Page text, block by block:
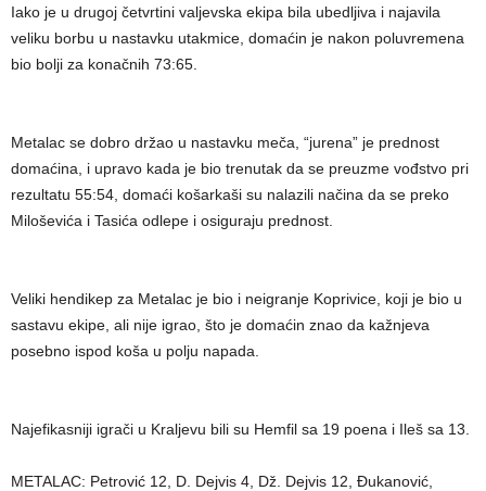
Iako je u drugoj četvrtini valjevska ekipa bila ubedljiva i najavila
veliku borbu u nastavku utakmice, domaćin je nakon poluvremena
bio bolji za konačnih 73:65.
Metalac se dobro držao u nastavku meča, “jurena” je prednost
domaćina, i upravo kada je bio trenutak da se preuzme vođstvo pri
rezultatu 55:54, domaći košarkaši su nalazili načina da se preko
Miloševića i Tasića odlepe i osiguraju prednost.
Veliki hendikep za Metalac je bio i neigranje Koprivice, koji je bio u
sastavu ekipe, ali nije igrao, što je domaćin znao da kažnjeva
posebno ispod koša u polju napada.
Najefikasniji igrači u Kraljevu bili su Hemfil sa 19 poena i Ileš sa 13.
METALAC: Petrović 12, D. Dejvis 4, Dž. Dejvis 12, Đukanović,